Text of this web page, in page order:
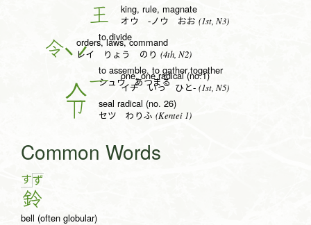
王 king, rule, magnate
オウ -ノウ おお (1st, N3)
to divide
令 orders, laws, command
レイ りょう のり (4th, N2)
to assemble. to gather together
シュウ あつまる
一 one, one radical (no.1)
イチ いっ ひと- (1st, N5)
卩 seal radical (no. 26)
セツ わりふ (Kentei 1)
Common Words
すず
鈴
bell (often globular)